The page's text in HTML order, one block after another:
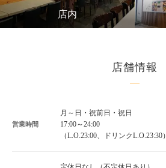
店内
店舗情報
営業時間
月～日・祝前日・祝日
17:00～24:00
（L.O.23:00、ドリンクL.O.23:30）